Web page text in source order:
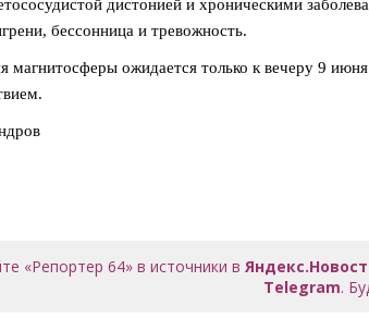
дистонией и хроническими
бессонница и тревожность.
магнитосферы ожидается только к вечеру 9
«Репортер 64» в источники в
Telegram.